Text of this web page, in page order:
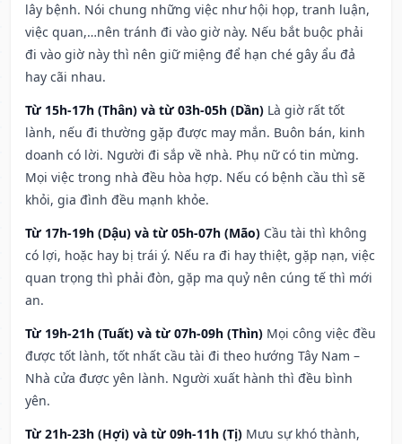
lây bệnh. Nói chung những việc như hội họp, tranh luận,
việc quan,…nên tránh đi vào giờ này. Nếu bắt buộc phải
đi vào giờ này thì nên giữ miệng để hạn ché gây ẩu đả
hay cãi nhau.
Từ 15h-17h (Thân) và từ 03h-05h (Dần) Là giờ rất tốt
lành, nếu đi thường gặp được may mắn. Buôn bán, kinh
doanh có lời. Người đi sắp về nhà. Phụ nữ có tin mừng.
Mọi việc trong nhà đều hòa hợp. Nếu có bệnh cầu thì sẽ
khỏi, gia đình đều mạnh khỏe.
Từ 17h-19h (Dậu) và từ 05h-07h (Mão) Cầu tài thì không
có lợi, hoặc hay bị trái ý. Nếu ra đi hay thiệt, gặp nạn, việc
quan trọng thì phải đòn, gặp ma quỷ nên cúng tế thì mới
an.
Từ 19h-21h (Tuất) và từ 07h-09h (Thìn) Mọi công việc đều
được tốt lành, tốt nhất cầu tài đi theo hướng Tây Nam –
Nhà cửa được yên lành. Người xuất hành thì đều bình
yên.
Từ 21h-23h (Hợi) và từ 09h-11h (Tị) Mưu sự khó thành,